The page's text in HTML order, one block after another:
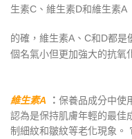
生素C、維生素D和維生素A
的確，維生素A、C和D都
個名氣小但更加強大的抗氧
維生素A ： 保養品成分中使
認為是保持肌膚年輕的最佳
制細紋和皺紋等老化現象。